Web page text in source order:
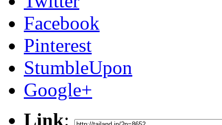
Facebook
Pinterest
StumbleUpon
Google+
Link: